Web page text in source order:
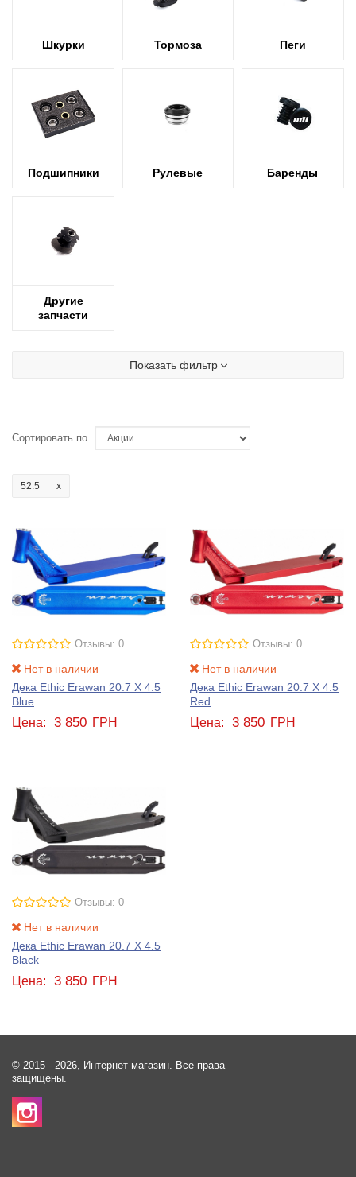
Шкурки Тормоза Пеги
Подшипники Рулевые Баренды
Другие
запчасти
Показать фильтр
Сортировать по
52.5
Отзывы: 0
Нет в наличии
Дека Ethic Erawan 20.7 X 4.5
Blue
Цена: 3 850 ГРН
Отзывы: 0
Нет в наличии
Дека Ethic Erawan 20.7 X 4.5
Red
Цена: 3 850 ГРН
Отзывы: 0
Нет в наличии
Дека Ethic Erawan 20.7 X 4.5
Black
Цена: 3 850 ГРН
© 2015 - 2026, Интернет-магазин. Все права
защищены.